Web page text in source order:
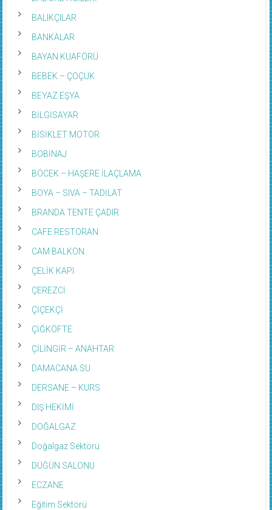
BALIKÇILAR
BANKALAR
BAYAN KUAFÖRÜ
BEBEK – ÇOÇUK
BEYAZ EŞYA
BİLGİSAYAR
BİSİKLET MOTOR
BOBİNAJ
BÖCEK – HAŞERE İLAÇLAMA
BOYA – SIVA – TADİLAT
BRANDA TENTE ÇADIR
CAFE RESTORAN
CAM BALKON
ÇELİK KAPI
ÇEREZCİ
ÇİÇEKÇİ
ÇİĞKÖFTE
ÇİLİNGİR – ANAHTAR
DAMACANA SU
DERSANE – KURS
DIŞ HEKİMİ
DOĞALGAZ
Doğalgaz Sektörü
DÜĞÜN SALONU
ECZANE
Eğitim Sektörü